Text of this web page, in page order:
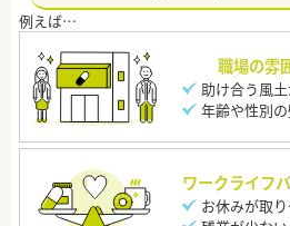
職場の雰
助け合う風
年齢や性別
ワークライフ
お休みが取